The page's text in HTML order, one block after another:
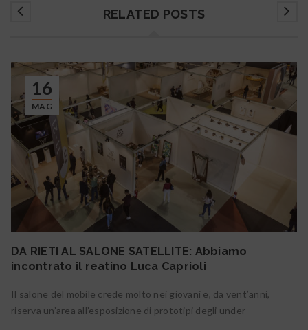
RELATED POSTS
16
MAG
DA RIETI AL SALONE SATELLITE: Abbiamo
incontrato il reatino Luca Caprioli
Il salone del mobile crede molto nei giovani e, da vent’anni,
riserva un’area all’esposizione di prototipi degli under